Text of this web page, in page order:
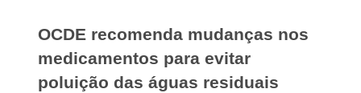
OCDE recomenda mudanças nos
medicamentos para evitar
poluição das águas residuais